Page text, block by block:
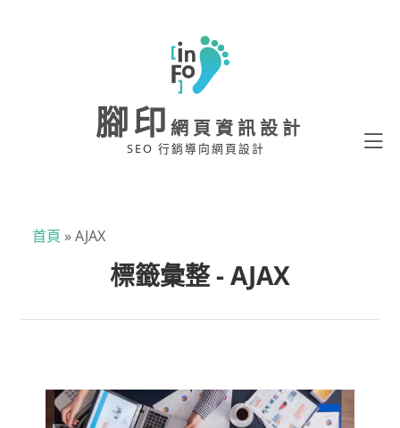
腳印 網頁資訊設計
SEO 行銷導向網頁設計
首頁 »AJAX
標籤彙整 - AJAX